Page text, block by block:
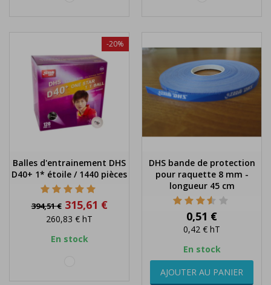
Balles d'entrainement DHS
D40+ 1* étoile / 1440 pièces
Prix
base
394,51 €
-20%
Prix
315,61 €
260,83 € hT
En stock
DHS bande de protection
pour raquette 8 mm -
longueur 45 cm
Prix
0,51 €
0,42 € hT
En stock
AJOUTER AU PANIER